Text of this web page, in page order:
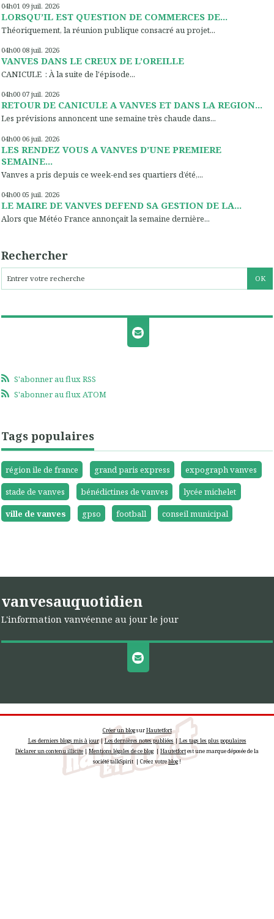
04h01 09 juil. 2026
LORSQU’IL EST QUESTION DE COMMERCES DE...
Théoriquement, la réunion publique consacré au projet...
04h00 08 juil. 2026
VANVES DANS LE CREUX DE L’OREILLE
CANICULE : À la suite de l'épisode...
04h00 07 juil. 2026
RETOUR DE CANICULE A VANVES ET DANS LA REGION...
Les prévisions annoncent une semaine très chaude dans...
04h00 06 juil. 2026
LES RENDEZ VOUS A VANVES D’UNE PREMIERE
SEMAINE...
Vanves a pris depuis ce week-end ses quartiers d’été,...
04h00 05 juil. 2026
LE MAIRE DE VANVES DEFEND SA GESTION DE LA...
Alors que Météo France annonçait la semaine dernière...
Rechercher
S'abonner au flux RSS
S'abonner au flux ATOM
Tags populaires
région ile de france grand paris express
expograph vanves
stade de vanves
bénédictines de vanves
lycée michelet
ville de vanves
gpso football conseil municipal
vanvesauquotidien
L'information vanvéenne au jour le jour
Créer un blogsurHautetfort
Les derniers blogs mis à jour|Les dernières notes publiées |Les tags les plus populaires
Déclarer un contenu illicite|Mentions légales de ce blog| Hautetfortest une marque déposée de la
société talkSpirit | Créez votreblog!